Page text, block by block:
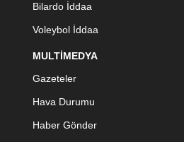
Bilardo İddaa
Voleybol İddaa
MULTİMEDYA
Gazeteler
Hava Durumu
Haber Gönder